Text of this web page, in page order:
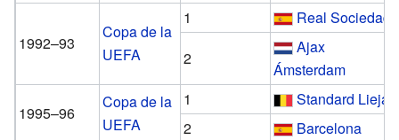
1992–93
Copa de la
UEFA
1
Real Sociedad
2
Ajax
Ámsterdam
1995–96
Copa de la
UEFA
1
Standard Lieja
2
Barcelona